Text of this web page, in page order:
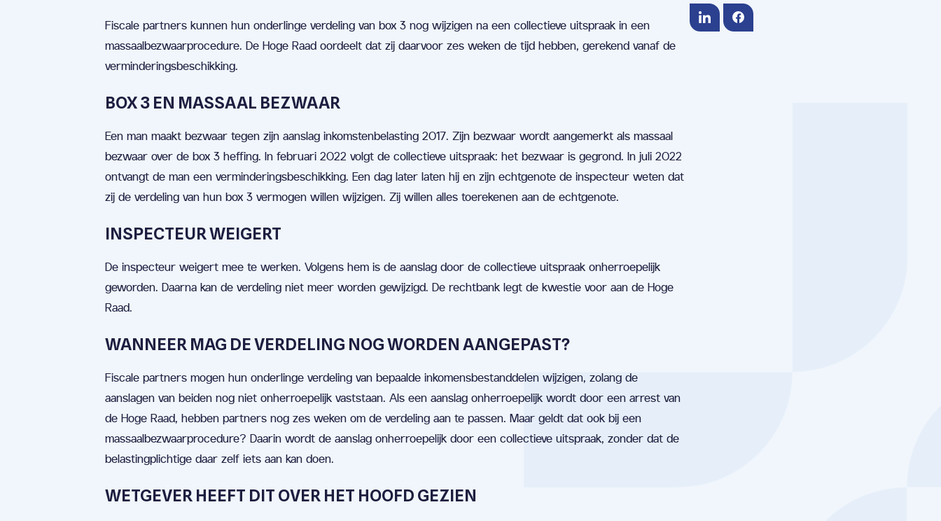
Fiscale partners kunnen hun onderlinge verdeling van box 3 nog wijzigen na een collectieve uitspraak in een
massaalbezwaarprocedure. De Hoge Raad oordeelt dat zij daarvoor zes weken de tijd hebben, gerekend vanaf de
verminderingsbeschikking.
BOX 3 EN MASSAAL BEZWAAR
Een man maakt bezwaar tegen zijn aanslag inkomstenbelasting 2017. Zijn bezwaar wordt aangemerkt als massaal
bezwaar over de box 3 heffing. In februari 2022 volgt de collectieve uitspraak: het bezwaar is gegrond. In juli 2022
ontvangt de man een verminderingsbeschikking. Een dag later laten hij en zijn echtgenote de inspecteur weten dat
zij de verdeling van hun box 3 vermogen willen wijzigen. Zij willen alles toerekenen aan de echtgenote.
INSPECTEUR WEIGERT
De inspecteur weigert mee te werken. Volgens hem is de aanslag door de collectieve uitspraak onherroepelijk
geworden. Daarna kan de verdeling niet meer worden gewijzigd. De rechtbank legt de kwestie voor aan de Hoge
Raad.
WANNEER MAG DE VERDELING NOG WORDEN AANGEPAST?
Fiscale partners mogen hun onderlinge verdeling van bepaalde inkomensbestanddelen wijzigen, zolang de
aanslagen van beiden nog niet onherroepelijk vaststaan. Als een aanslag onherroepelijk wordt door een arrest van
de Hoge Raad, hebben partners nog zes weken om de verdeling aan te passen. Maar geldt dat ook bij een
massaalbezwaarprocedure? Daarin wordt de aanslag onherroepelijk door een collectieve uitspraak, zonder dat de
belastingplichtige daar zelf iets aan kan doen.
WETGEVER HEEFT DIT OVER HET HOOFD GEZIEN